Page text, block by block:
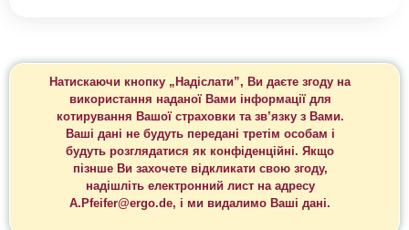
Натискаючи кнопку „Надіслати”, Ви даєте згоду на
використання наданої Вами інформації для
котирування Вашої страховки та зв’язку з Вами.
Ваші дані не будуть передані третім особам і
будуть розглядатися як конфіденційні. Якщо
пізнше Ви захочете відкликати свою згоду,
надішліть електронний лист на адресу
A.Pfeifer@ergo.de, і ми видалимо Ваші дані.